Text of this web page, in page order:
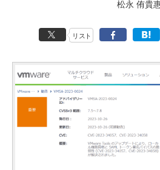
松永 侑貴
リスト